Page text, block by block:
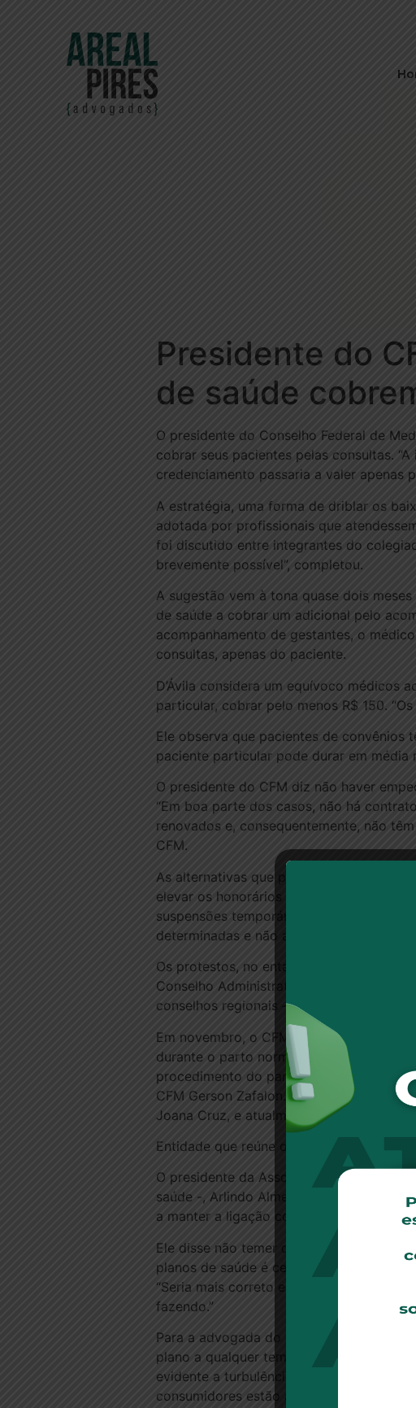
Presidente do
de saúde
O presidente do Conselho Federal de
cobrar seus pacientes pelas consultas.
credenciamento passaria a valer apenas
A estratégia, uma forma de driblar os
adotada por profissionais que
foi discutido entre integrantes do
brevemente possível”, completou.
A sugestão vem à tona quase dois
de saúde a cobrar um adicional pelo
acompanhamento de gestantes, o
consultas, apenas do paciente.
D’Ávila considera um equívoco médicos
particular, cobrar pelo menos R$ 150.
Ele observa que pacientes de convênios
paciente particular pode durar em média
O presidente do CFM diz não haver
“Em boa parte dos casos, não há
renovados e, consequentemente, não
CFM.
As alternativas que passam a ser
elevar os honorários pagos pelas
suspensões temporárias de
determinadas e não atingem o
Os protestos, no entanto, até agora
Conselho Administrativo de Defesa
conselhos regionais – fossem
Em novembro, o CFM liberou que
durante o parto normal. “O contrato do
procedimento do parto em si, mas não
CFM Gerson Zafalon. Polêmica, essa
Joana Cruz, e atualmente está em
Entidade que reúne operadoras ironiza
O presidente da Associação Brasileira
saúde -, Arlindo Almeida, afirmou que
a manter a ligação com a operadora”,
Ele disse não temer que, com a
planos de saúde é certamente muito
“Seria mais correto eles adotarem essa
fazendo.”
Para a advogada do Instituto de Defesa
plano a qualquer tempo. Ela avalia, no
evidente a turbulência nas relações
consumidores estão arriscados a pagar